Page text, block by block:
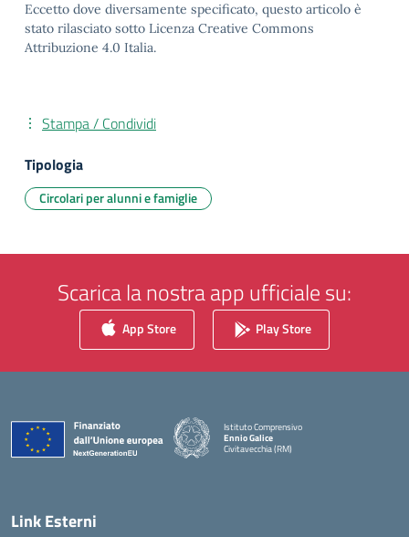
Eccetto dove diversamente specificato, questo articolo è
stato rilasciato sotto Licenza Creative Commons
Attribuzione 4.0 Italia.
Stampa / Condividi
Tipologia
Circolari per alunni e famiglie
Scarica la nostra app ufficiale su:
App Store Play Store
Istituto Comprensivo
Ennio Galice
Civitavecchia (RM)
Link Esterni